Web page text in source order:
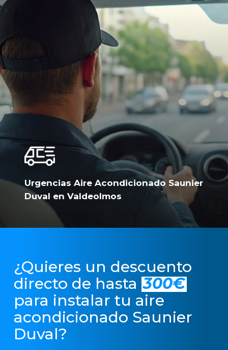
Urgencias Aire Acondicionado Saunier
Duval en Valdeolmos
¿Quieres un descuento
directo de hasta 300€
para instalar tu aire
acondicionado Saunier
Duval?